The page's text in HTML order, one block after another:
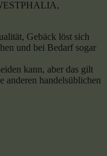
Gebäck löst sich
und bei Bedarf sogar
kann, aber das gilt
anderen handelsüblichen